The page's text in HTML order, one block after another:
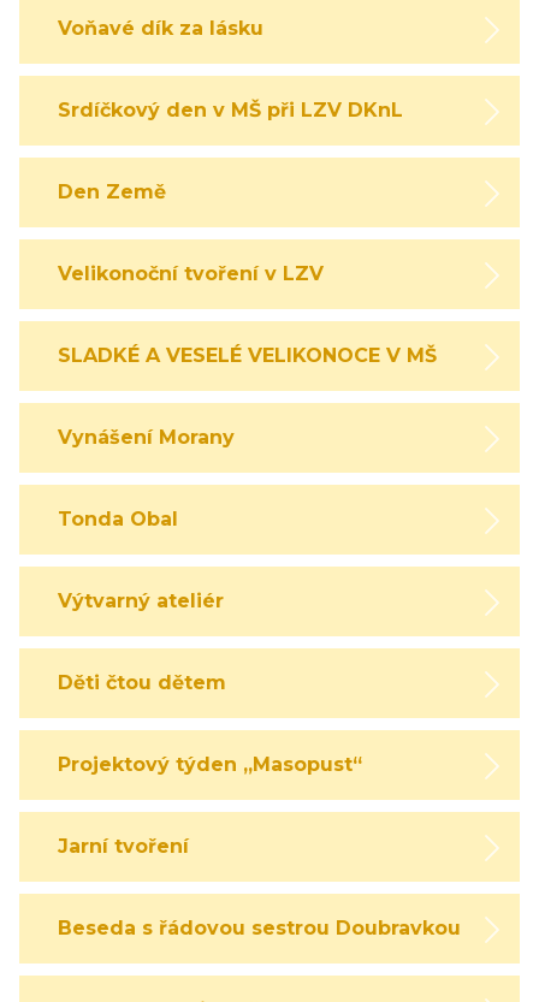
Voňavé dík za lásku
Srdíčkový den v MŠ při LZV DKnL
Den Země
Velikonoční tvoření v LZV
SLADKÉ A VESELÉ VELIKONOCE V MŠ
Vynášení Morany
Tonda Obal
Výtvarný ateliér
Děti čtou dětem
Projektový týden „Masopust“
Jarní tvoření
Beseda s řádovou sestrou Doubravkou